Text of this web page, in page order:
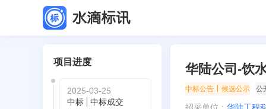
项目进度
2025-03-25
中标
中标成交
华陆公司-饮
中标公告 候选公示 公